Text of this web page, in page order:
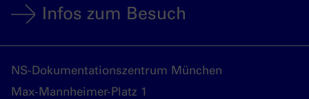
Infos zum Besuch
NS-Dokumentationszentrum München
Max-Mannheimer-Platz 1